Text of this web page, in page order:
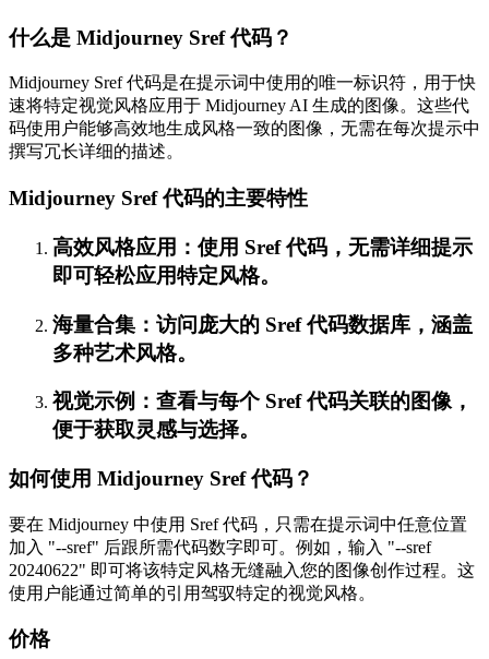
什么是 Midjourney Sref 代码？
Midjourney Sref 代码是在提示词中使用的唯一标识符，用于快
速将特定视觉风格应用于 Midjourney AI 生成的图像。这些代
码使用户能够高效地生成风格一致的图像，无需在每次提示中
撰写冗长详细的描述。
Midjourney Sref 代码的主要特性
高效风格应用：使用 Sref 代码，无需详细提示
即可轻松应用特定风格。
海量合集：访问庞大的 Sref 代码数据库，涵盖
多种艺术风格。
视觉示例：查看与每个 Sref 代码关联的图像，
便于获取灵感与选择。
如何使用 Midjourney Sref 代码？
要在 Midjourney 中使用 Sref 代码，只需在提示词中任意位置
加入 "--sref" 后跟所需代码数字即可。例如，输入 "--sref
20240622" 即可将该特定风格无缝融入您的图像创作过程。这
使用户能通过简单的引用驾驭特定的视觉风格。
价格